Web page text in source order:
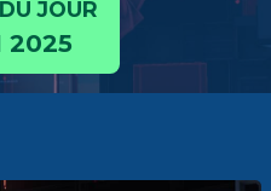
JOUR
2025